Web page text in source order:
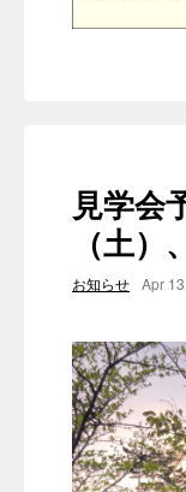
見学会
（土）
お知らせ Apr